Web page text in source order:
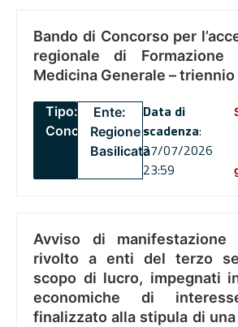
Bando di Concorso per
regionale di Formazione
Medicina Generale –
Tipo:
Concorsi
Ente:
Regione
Basilicata
Data di
scadenza:
27/07/2026
23:59
Avviso di manifestazione
rivolto a enti del terzo
scopo di lucro, impegnati
economiche di
finalizzato alla stipula di